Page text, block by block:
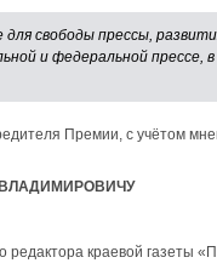
для свободы прессы,
и федеральной прессе,
Премии, с учётом
редактора краевой газеты